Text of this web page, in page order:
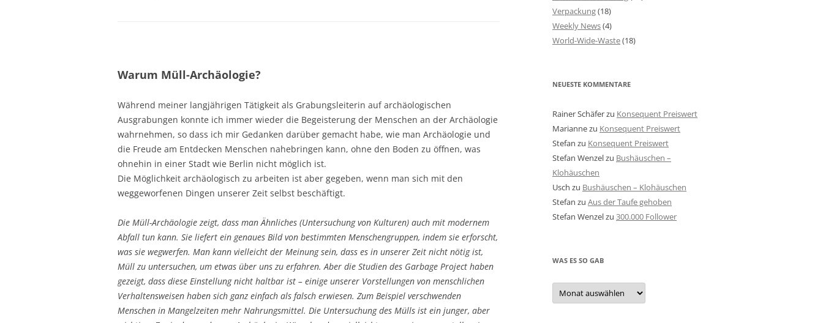
Warum Müll-Archäologie?
Während meiner langjährigen Tätigkeit als Grabungsleiterin auf archäologischen
Ausgrabungen konnte ich immer wieder die Begeisterung der Menschen an der Archäologie
wahrnehmen, so dass ich mir Gedanken darüber gemacht habe, wie man Archäologie und
die Freude am Entdecken Menschen nahebringen kann, ohne den Boden zu öffnen, was
ohnehin in einer Stadt wie Berlin nicht möglich ist.
Die Möglichkeit archäologisch zu arbeiten ist aber gegeben, wenn man sich mit den
weggeworfenen Dingen unserer Zeit selbst beschäftigt.
Die Müll-Archäologie zeigt, dass man Ähnliches (Untersuchung von Kulturen) auch mit modernem
Abfall tun kann. Sie liefert ein genaues Bild von bestimmten Menschengruppen, indem sie erforscht,
was sie wegwerfen. Man kann vielleicht der Meinung sein, dass es in unserer Zeit nicht nötig ist,
Müll zu untersuchen, um etwas über uns zu erfahren. Aber die Studien des Garbage Project haben
gezeigt, dass diese Einstellung nicht haltbar ist – einige unserer Vorstellungen von menschlichen
Verhaltensweisen haben sich ganz einfach als falsch erwiesen. Zum Beispiel verschwenden
Menschen in Mangelzeiten mehr Nahrungsmittel. Die Untersuchung des Mülls ist ein junger, aber
Verpackung(18)
Weekly News(4)
World-Wide-Waste(18)
NEUESTE KOMMENTARE
Rainer Schäferzu Konsequent Preiswert
Mariannezu Konsequent Preiswert
Stefan zu Konsequent Preiswert
Stefan Wenzelzu Bushäuschen –
Klohäuschen
Usch zu Bushäuschen – Klohäuschen
Stefan zu Aus der Taufe gehoben
Stefan Wenzelzu 300.000 Follower
WAS ES SO GAB
Was
es
so